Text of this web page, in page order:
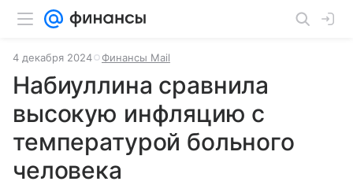
4 декабря 2024 Финансы Mail
Набиуллина сравнила
высокую инфляцию с
температурой больного
человека